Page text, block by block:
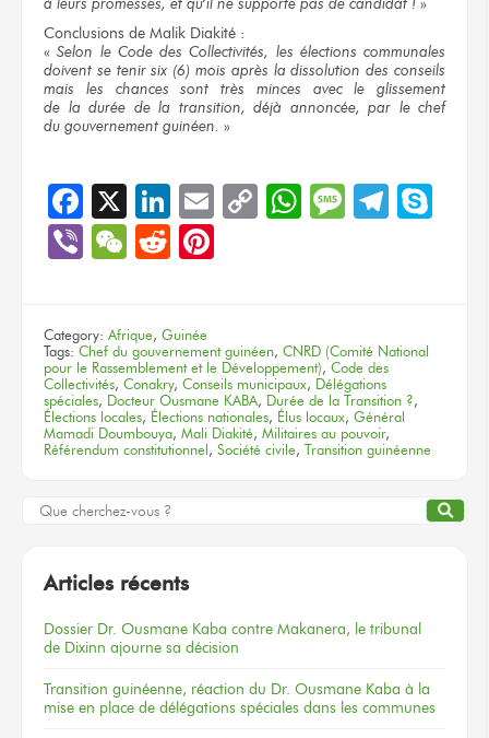
Conclusions de Malik Diakité :
«Selon le Code des Collectivités, les élections communales
doivent se tenir six (6) mois après la dissolution des conseils
mais les chances
sont très minces
avec le glissement
de la durée de la transition, déjà annoncée, par le chef
du gouvernement guinéen. »
Facebook
X LinkedIn
EmailCopyWhatsApp
Message
ViberWeChat
Reddit
Category: Afrique, Guinée
Tags: Chef du gouvernement guinéen, CNRD (Comité National
pour le Rassemblement et le Développement), Code des
Collectivités, Conakry, Conseils municipaux, Délégations
spéciales, Docteur Ousmane KABA, Durée de la Transition ?,
Élections locales, Élections nationales, Élus locaux, Général
Mamadi Doumbouya, Mali Diakité, Militaires au pouvoir,
Référendum constitutionnel , Société civile, Transition guinéenne
Articles récents
Dossier Dr. Ousmane Kaba contre Makanera, le tribunal
de Dixinn ajourne sa décision
Transition guinéenne, réaction du Dr. Ousmane Kaba à la
mise en place de délégations spéciales dans les communes